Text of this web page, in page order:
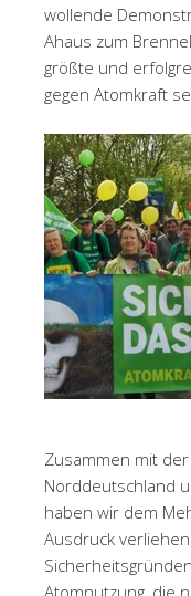
wollende
Ahaus zum
größte und
gegen Atomkraft
Zusammen mit
Norddeutschland
haben wir dem
Ausdruck
Atomnutzung, die